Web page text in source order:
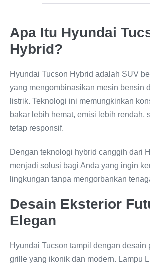
Apa Itu Hyundai
Hybrid?
Hyundai Tucson Hybrid adalah SUV
yang mengombinasikan mesin bensin
listrik. Teknologi ini memungkinkan
bakar lebih hemat, emisi lebih rendah,
tetap responsif.
Dengan teknologi hybrid canggih dari
menjadi solusi bagi Anda yang ingin
lingkungan tanpa mengorbankan
Desain Eksterior
Elegan
Hyundai Tucson tampil dengan desain
grille yang ikonik dan modern. Lampu